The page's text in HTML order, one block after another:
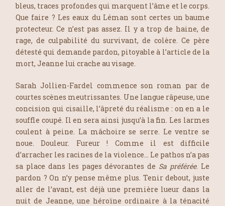
bleus, traces profondes qui marquent l’âme et le corps.
Que faire ? Les eaux du Léman sont certes un baume
protecteur. Ce n’est pas assez. Il y a trop de haine, de
rage, de culpabilité du survivant, de colère. Ce père
détesté qui demande pardon, pitoyable à l’article de la
mort, Jeanne lui crache au visage.
Sarah Jollien-Fardel commence son roman par de
courtes scènes meutrissantes. Une langue râpeuse, une
concision qui cisaille, l’âpreté du réalisme : on en a le
souffle coupé. Il en sera ainsi jusqu’à la fin. Les larmes
coulent à peine. La mâchoire se serre. Le ventre se
noue. Douleur. Fureur ! Comme il est difficile
d’arracher les racines de la violence… Le pathos n’a pas
sa place dans les pages dévorantes de Sa préférée. Le
pardon ? On n’y pense même plus. Tenir debout, juste
aller de l’avant, est déjà une première lueur dans la
nuit de Jeanne, une héroïne ordinaire à la ténacité